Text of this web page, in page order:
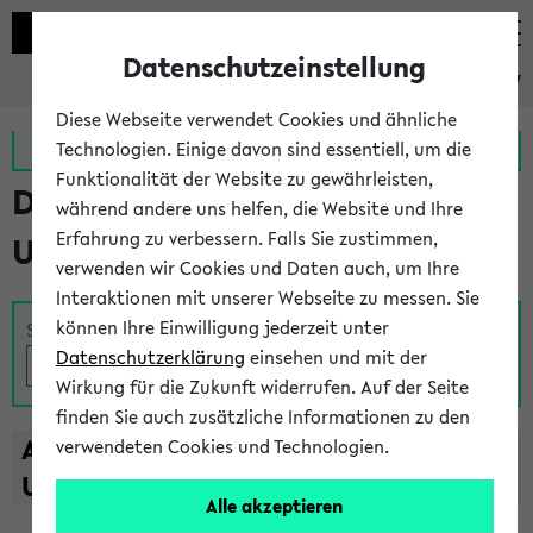
eKVV
Zur MeineUni App Zum MeineUni Portal
Das Lehrangebot der
Universität Bielefeld
Suche
A B C D E F G H I J K L M N O
U
V W X Y
Z
Datenschutzeinstellung
Diese Webseite verwendet Cookies und ähnliche
Technologien. Einige davon sind essentiell, um die
Funktionalität der Website zu gewährleisten,
während andere uns helfen, die Website und Ihre
Erfahrung zu verbessern. Falls Sie zustimmen,
verwenden wir Cookies und Daten auch, um Ihre
Interaktionen mit unserer Webseite zu messen. Sie
können Ihre Einwilligung jederzeit unter
Datenschutzerklärung einsehen und mit der
Wirkung für die Zukunft widerrufen. Auf der Seite
finden Sie auch zusätzliche Informationen zu den
verwendeten Cookies und Technologien.
Alle akzeptieren